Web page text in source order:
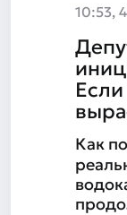
10:53,
Как